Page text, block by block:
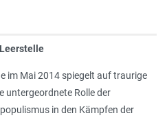
im Mai 2014 spiegelt auf traurige
untergeordnete Rolle der
in den Kämpfen der